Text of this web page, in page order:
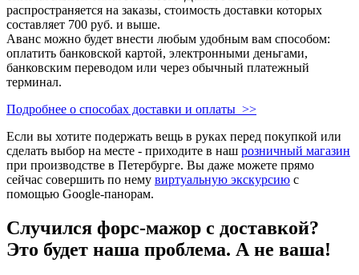
распространяется на заказы, стоимость доставки которых
составляет 700 руб. и выше.
Аванс можно будет внести любым удобным вам способом:
оплатить банковской картой, электронными деньгами,
банковским переводом или через обычный платежный
терминал.
Подробнее о способах доставки и оплаты >>
Если вы хотите подержать вещь в руках перед покупкой или
сделать выбор на месте - приходите в наш розничный магазин
при производстве в Петербурге. Вы даже можете прямо
сейчас совершить по нему виртуальную экскурсию с
помощью Google-панорам.
Случился форс-мажор c доставкой?
Это будет наша проблема. А не ваша!